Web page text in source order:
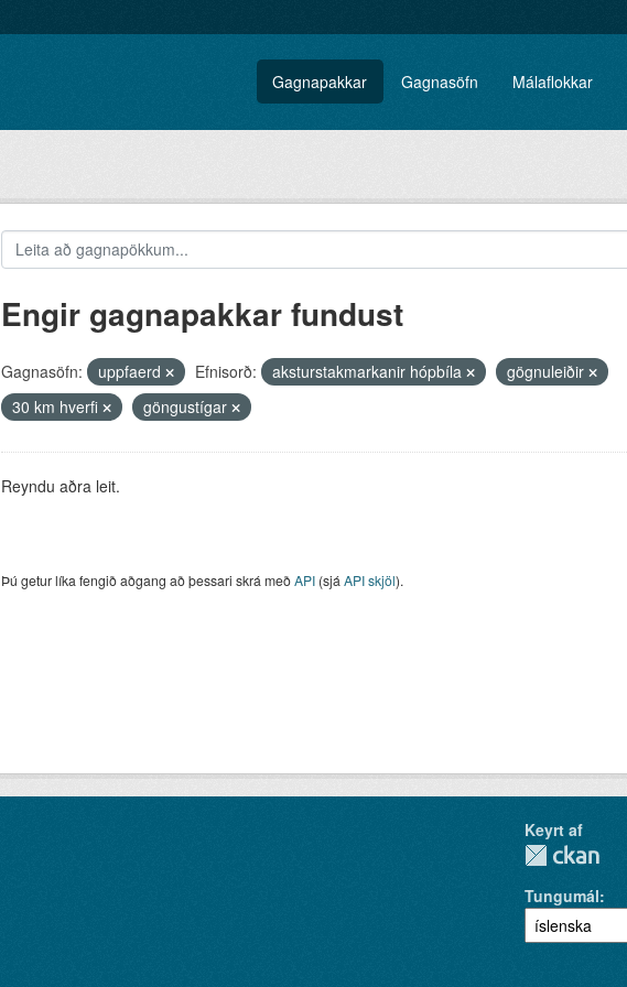
Gagnapakkar Gagnasöfn Málaflokkar
Engir gagnapakkar fundust
Gagnasöfn: uppfaerd Efnisorð: aksturstakmarkanir hópbíla
gögnuleiðir
30 km hverfi
göngustígar
Reyndu aðra leit.
Þú getur líka fengið aðgang að þessari skrá meðAPI(sjá API skjöl).
Keyrt af
Tungumál